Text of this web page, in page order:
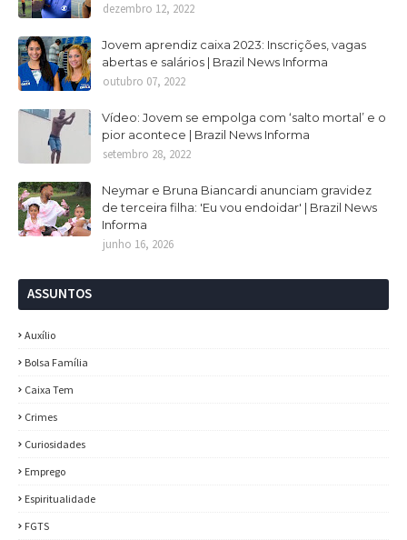
dezembro 12, 2022
Jovem aprendiz caixa 2023: Inscrições, vagas
abertas e salários | Brazil News Informa
outubro 07, 2022
Vídeo: Jovem se empolga com ‘salto mortal’ e o
pior acontece | Brazil News Informa
setembro 28, 2022
Neymar e Bruna Biancardi anunciam gravidez
de terceira filha: 'Eu vou endoidar' | Brazil News
Informa
junho 16, 2026
ASSUNTOS
Auxílio
Bolsa Família
Caixa Tem
Crimes
Curiosidades
Emprego
Espiritualidade
FGTS